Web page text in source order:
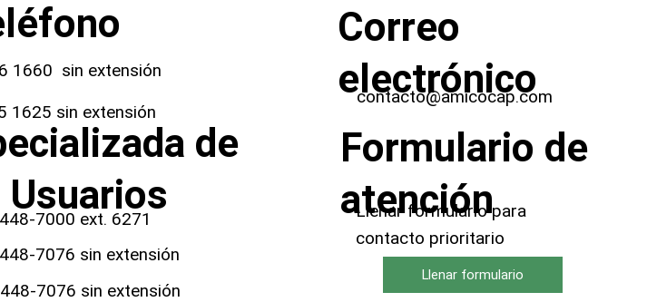
1660 sin extensión
1625 sin extensión
de
7000 ext. 6271
7076 sin extensión
7076 sin extensión
Correo
electrónico
contacto@amicocap.com
Formulario de
atención
Llenar formulario para
contacto prioritario
Llenar formulario